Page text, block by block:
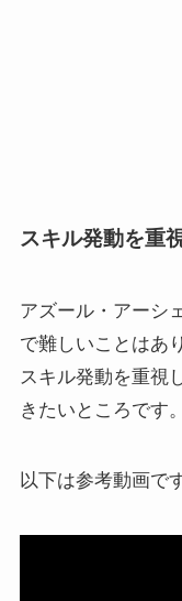
スキル発動を重
アズール・アーシ
で難しいことはあ
スキル発動を重視
きたいところです。
以下は参考動画です